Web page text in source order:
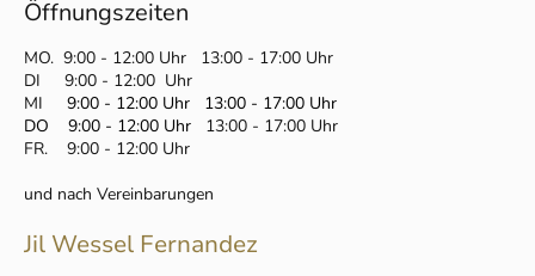
Öffnungszeiten
MO. 9:00 - 12:00 Uhr 13:00 - 17:00 Uhr
DI 9:00 - 12:00 Uhr
MI
9:00 - 12:00 Uhr 13:00 - 17:00 Uhr
DO 9:00 - 12:00 Uhr
13:00 - 17:00 Uhr
FR. 9:00 - 12:00 Uhr
und nach Vereinbarungen
Jil Wessel Fernandez